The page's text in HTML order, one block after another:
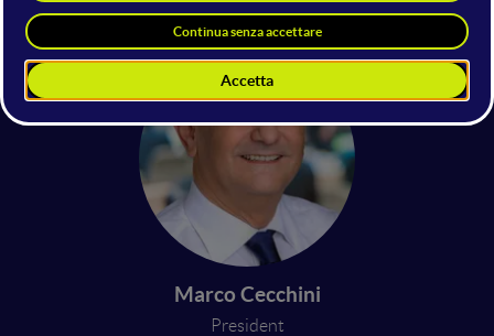
Streaming Advisor
Fondazione Filantropica AIFR - ETS
Marco Cecchini
President